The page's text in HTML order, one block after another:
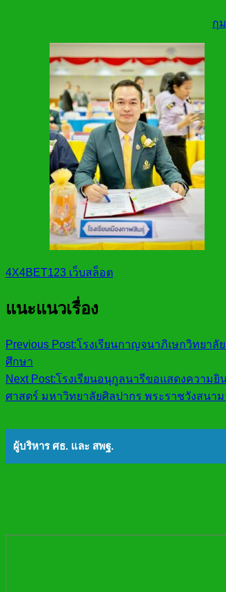
กุ
4X4BET123 เว็บสล็อต
แนะแนวเรื่อง
Previous Post:โรงเรียนกาญจนาภิเษกวิทยา
ศึกษา
Next Post:โรงเรียนอนุกูลนารีขอแสดงความ
ศาสตร์ มหาวิทยาลัยศิลปากร พระราชวังสนา
ผู้บริหาร ศธ. และ สพฐ.